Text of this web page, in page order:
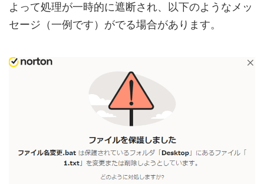
よって処理が一時的に遮断され、以下のようなメッ
セージ（一例です）がでる場合があります。